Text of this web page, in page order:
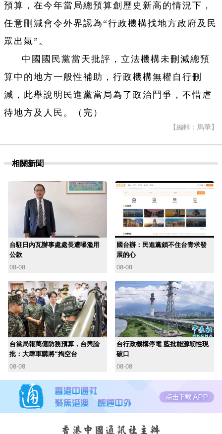
預算，在今年當局總預算創歷史新高的情況下，
任意刪減會令外界認為“行政機構找地方政府及民
眾出氣”。
中國國民黨當天批評，立法機構未刪減總預
算中的地方一般性補助，行政機構無權自行刪
減，此舉說明民進黨當局為了政治鬥爭，不惜虐
待地方及人民。（完）
【編輯：馬華】
相關新聞
台駐日內瓦辦事處處長遭曝濫用
公款
08-08
國台辦：民進黨鎖不住台青求發
展的心
08-08
台當局報萬億防務預算，台輿論
批：大肆軍購將“掏空台
08-08
台行政機構停電 藍批能源韌性現
破口
08-08